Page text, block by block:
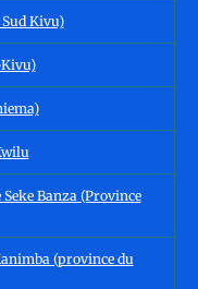
Kivu)
Banza (Province
(province du